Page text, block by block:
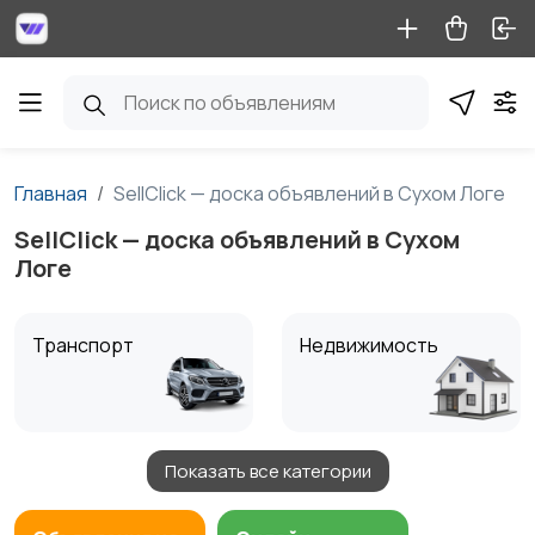
Главная SellClick — доска объявлений в Сухом Логе
SellClick — доска объявлений в Сухом
Логе
Транспорт Недвижимость
Детские товары1 Услуги1
Показать все категории